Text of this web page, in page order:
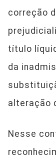
correção
título
da
alteração
Nesse